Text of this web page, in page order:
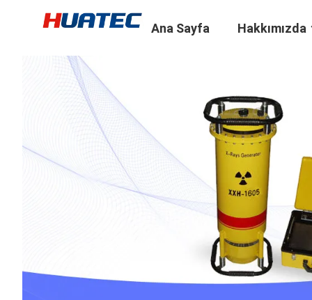
Ana Sayfa Hakkımızda